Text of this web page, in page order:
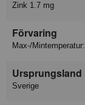
Zink 1.7 mg
Förvaring
Max-/
Ursprungsland
Sverige